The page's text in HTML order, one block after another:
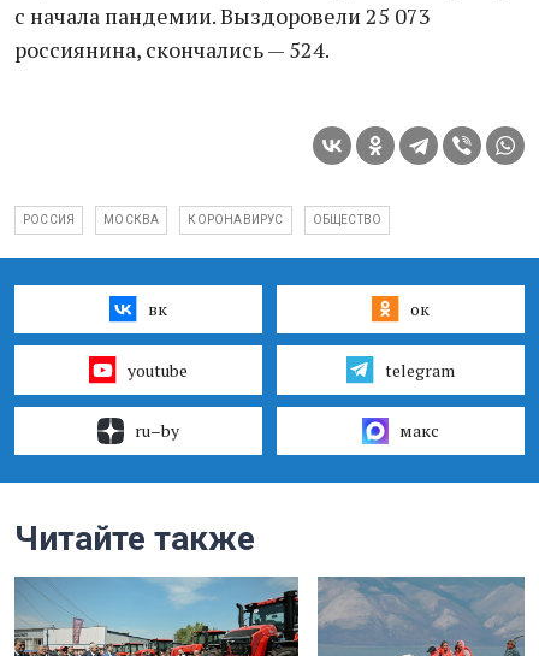
с начала пандемии. Выздоровели 25 073
россиянина, скончались — 524.
РОССИЯ МОСКВА КОРОНАВИРУС ОБЩЕСТВО
вк ок
youtube telegram
ru–by макс
Читайте также